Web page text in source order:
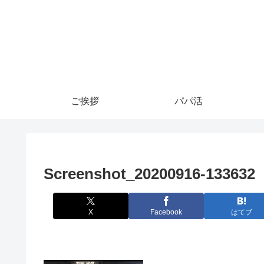
ご挨拶 パパ活
Screenshot_20200916-133632
X Facebook はてブ